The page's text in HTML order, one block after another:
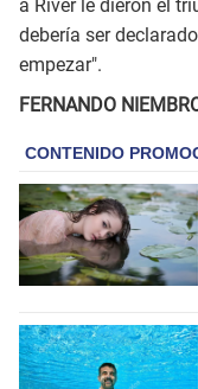
a River le dieron el
debería ser
empezar".
FERNANDO